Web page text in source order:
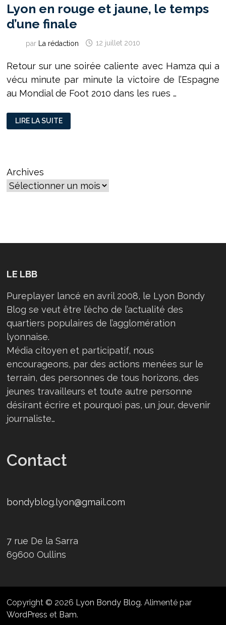
Lyon en rouge et jaune, le temps
d’une finale
par La rédaction 12 juillet 2010
Retour sur une soirée caliente avec Hamza qui a
vécu minute par minute la victoire de l’Espagne
au Mondial de Foot 2010 dans les rues …
LYON
EN
ROUGE
FINALE
LIRE LA SUITE
Archives
LE LBB
Pureplayer lancé en avril 2008, le Lyon Bondy
Blog se veut être l’écho de l’actualité des
quartiers populaires de l’agglomération
lyonnaise.
Média citoyen et participatif, nous
encourageons, par des actions menées sur le
terrain, des personnes de tous horizons, des
jeunes travailleurs et toute autre personne
désirant écrire et pourquoi pas, un jour, devenir
journaliste…
Contact
bondyblog.lyon@gmail.com
7 rue De la Sarra
69600 Oullins
Copyright © 2026 Lyon Bondy Blog. Alimenté par
WordPress et Bam.